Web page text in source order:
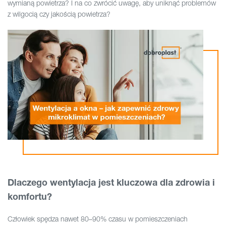
wymianą powietrza? I na co zwrócić uwagę, aby uniknąć problemów
z wilgocią czy jakością powietrza?
Dlaczego wentylacja jest kluczowa dla zdrowia i
komfortu?
Człowiek spędza nawet 80–90% czasu w pomieszczeniach